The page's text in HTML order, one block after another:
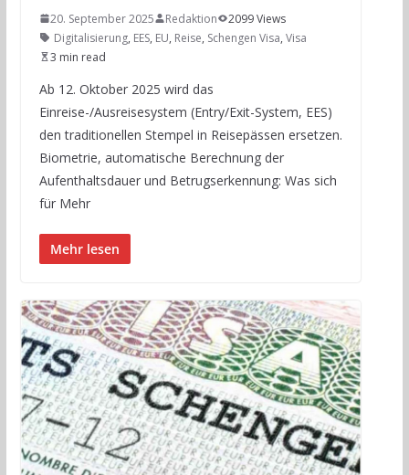
20. September 2025 Redaktion
2099 Views
Digitalisierung, EES, EU, Reise, Schengen Visa, Visa
3 min read
Ab 12. Oktober 2025 wird das
Einreise-/Ausreisesystem (Entry/Exit-System, EES)
den traditionellen Stempel in Reisepässen ersetzen.
Biometrie, automatische Berechnung der
Aufenthaltsdauer und Betrugserkennung: Was sich
für Mehr
Mehr lesen